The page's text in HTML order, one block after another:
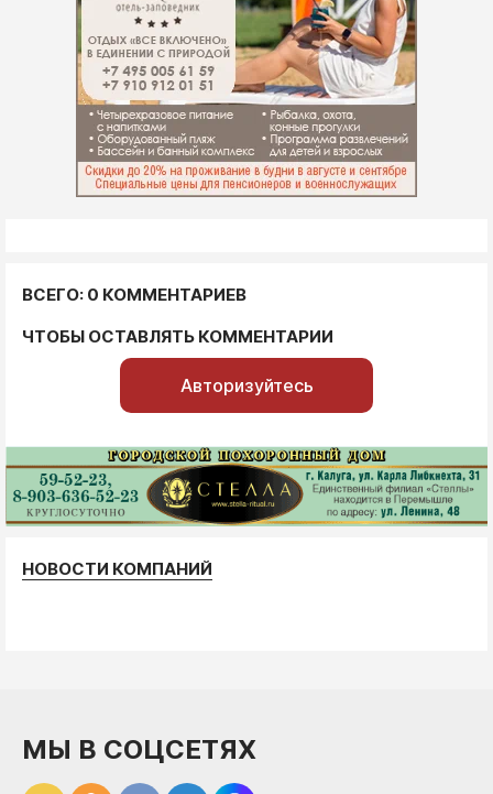
ВСЕГО: 0 КОММЕНТАРИЕВ
ЧТОБЫ ОСТАВЛЯТЬ КОММЕНТАРИИ
Авторизуйтесь
НОВОСТИ КОМПАНИЙ
МЫ В СОЦСЕТЯХ